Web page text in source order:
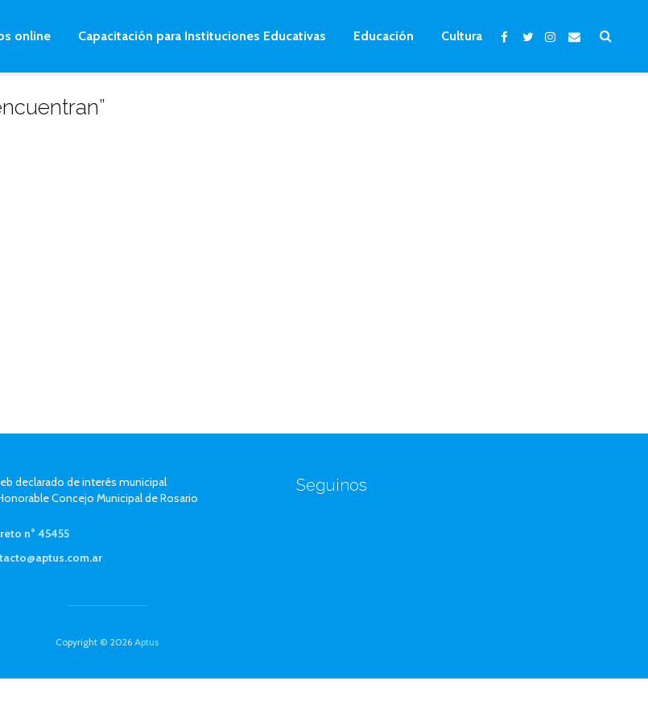
online Capacitación para Instituciones Educativas Educación Cultura
declarado de interés municipal
Concejo Municipal de Rosario
n° 45455
Seguinos
Copyright © 2026 Aptus